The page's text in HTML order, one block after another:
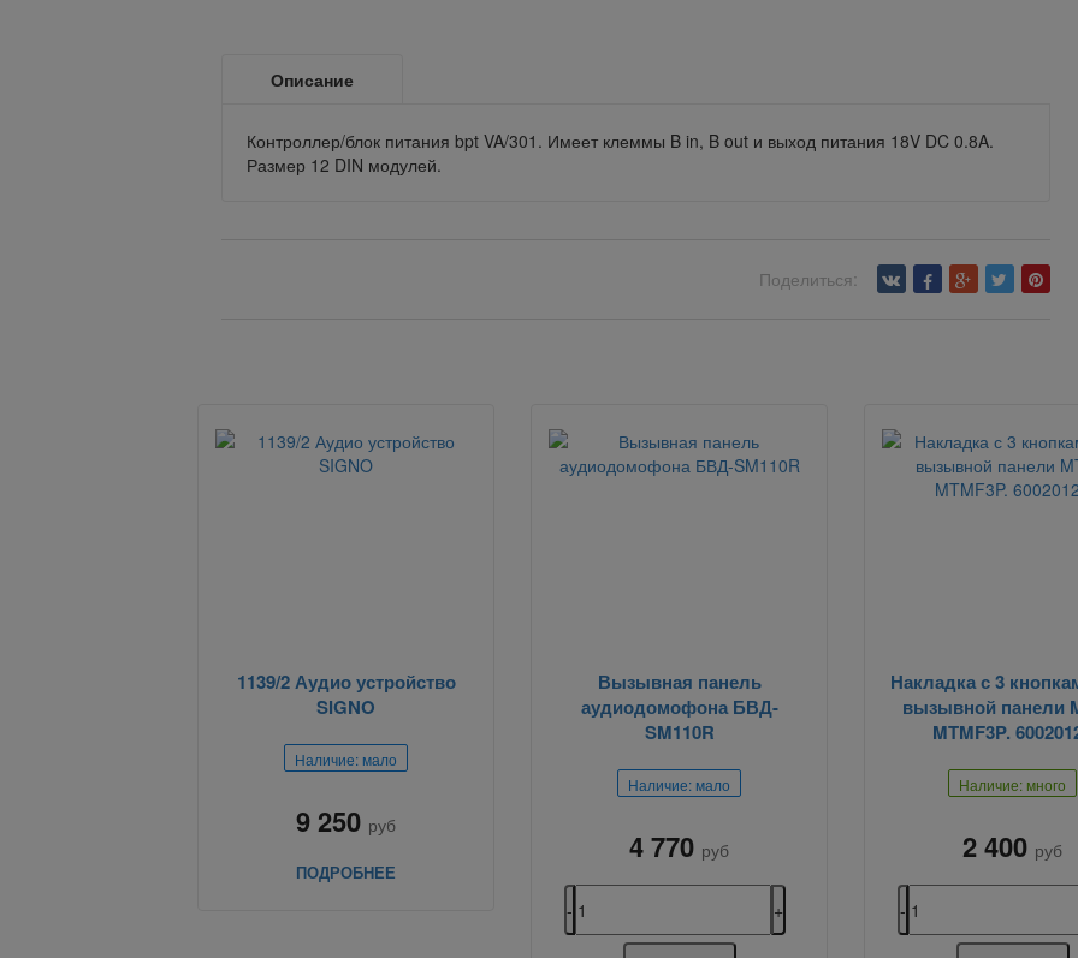
Описание
Контроллер/блок питания bpt VA/301. Имеет клеммы B in, B out и выход питания 18V DC 0.8A.
Размер 12 DIN модулей.
Поделиться:
1139/2 Аудио устройство
SIGNO
Наличие: мало
9 250 руб
ПОДРОБНЕЕ
Вызывная панель
аудиодомофона БВД-
SM110R
Наличие: мало
4 770 руб
Накладка с 3
вызывной панели
MTMF3P.
Наличие: много
2 400 руб